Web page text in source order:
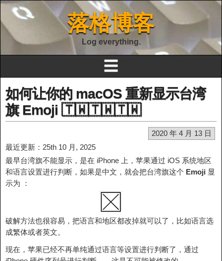
落格博客
Log everything.
☰
如何让你的 macOS 重新显示台湾
旗 Emoji 🇹🇼️🇹🇼️🇹🇼️
2020 年 4 月 13 日
最近更新：25th 10 月, 2025
最早台湾旗不能显示，是在 iPhone 上，苹果通过 iOS 系统地区
和语言设置进行判断，如果是中文，就会把台湾旗这个 Emoji 显
示为 ：
破解方法也很容易，把语言和地区都改掉就可以了，比如语言选
成繁体或者英文。
现在，苹果已经不再单纯通过语言等设置进行判断了，通过